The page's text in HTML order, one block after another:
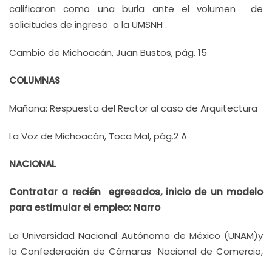
calificaron como una burla ante el volumen de
solicitudes de ingreso a la UMSNH .
Cambio de Michoacán, Juan Bustos, pág. 15
COLUMNAS
Mañana: Respuesta del Rector al caso de Arquitectura
La Voz de Michoacán, Toca Mal, pág.2 A
NACIONAL
Contratar a recién egresados, inicio de un modelo
para estimular el empleo: Narro
La Universidad Nacional Autónoma de México (UNAM)y
la Confederación de Cámaras Nacional de Comercio,